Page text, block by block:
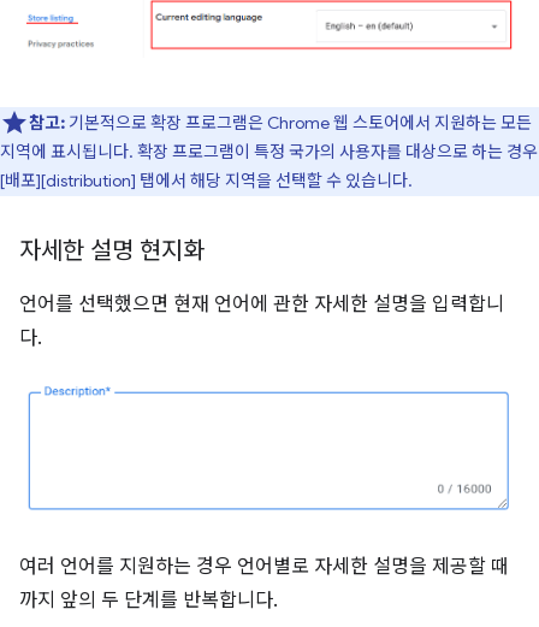
참고: 기본적으로 확장 프로그램은 Chrome 웹 스토어에서 지원하는 모든
지역에 표시됩니다. 확장 프로그램이 특정 국가의 사용자를 대상으로 하는 경우
[배포][distribution] 탭에서 해당 지역을 선택할 수 있습니다.
자세한 설명 현지화
언어를 선택했으면 현재 언어에 관한 자세한 설명을 입력합니
다.
여러 언어를 지원하는 경우 언어별로 자세한 설명을 제공할 때
까지 앞의 두 단계를 반복합니다.